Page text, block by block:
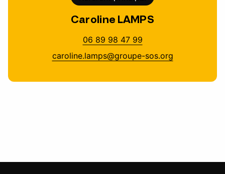
Caroline LAMPS
06 89 98 47 99
caroline.lamps@groupe-sos.org